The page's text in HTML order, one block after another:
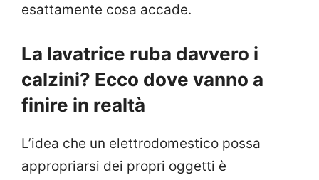
esattamente cosa accade.
La lavatrice ruba davvero i
calzini? Ecco dove vanno a
finire in realtà
L’idea che un elettrodomestico possa
appropriarsi dei propri oggetti è